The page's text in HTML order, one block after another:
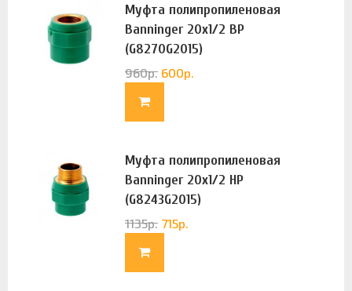
Муфта полипропиленовая
Banninger 20х1/2 ВР
(G8270G2015)
960р. 600р.
Муфта полипропиленовая
Banninger 20х1/2 НР
(G8243G2015)
1135р. 715р.